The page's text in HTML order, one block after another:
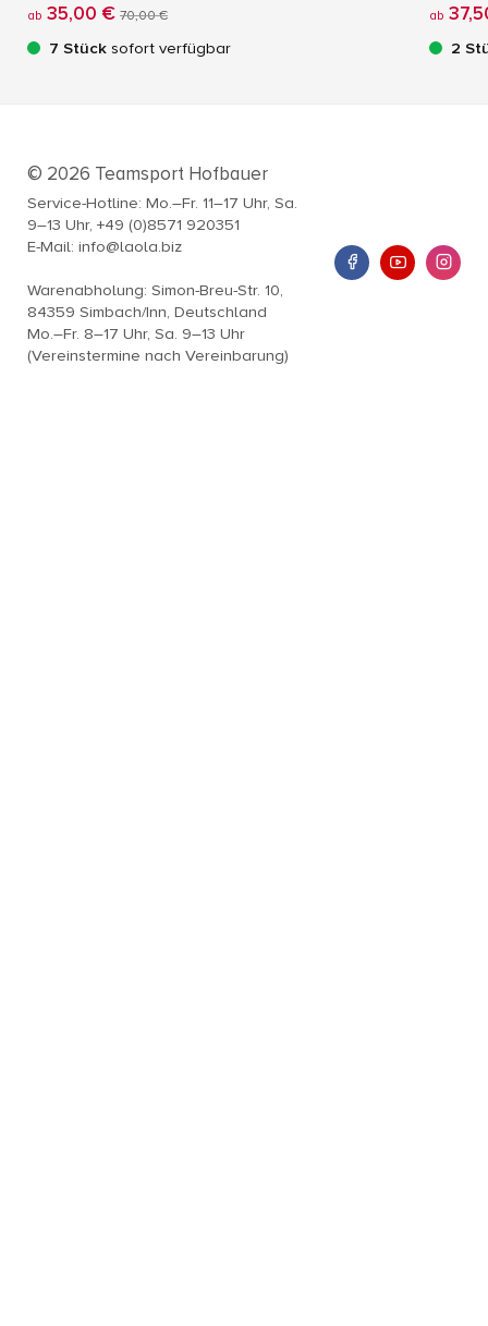
ab 35,00 € 70,00 €
7 Stück sofort verfügbar
ab
2
© 2026 Teamsport Hofbauer
Service-Hotline: Mo.–Fr. 11–17 Uhr, Sa.
9–13 Uhr, +49 (0)8571 920351
E-Mail: info@laola.biz
Warenabholung: Simon-Breu-Str. 10,
84359 Simbach/Inn, Deutschland
Mo.–Fr. 8–17 Uhr, Sa. 9–13 Uhr
(Vereinstermine nach Vereinbarung)